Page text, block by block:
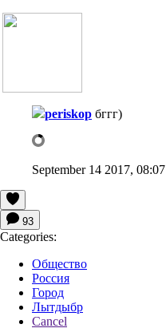
periskop бггг)
September 14 2017, 08:07
93
Categories:
Общество
Россия
Город
Лытдыбр
Cancel